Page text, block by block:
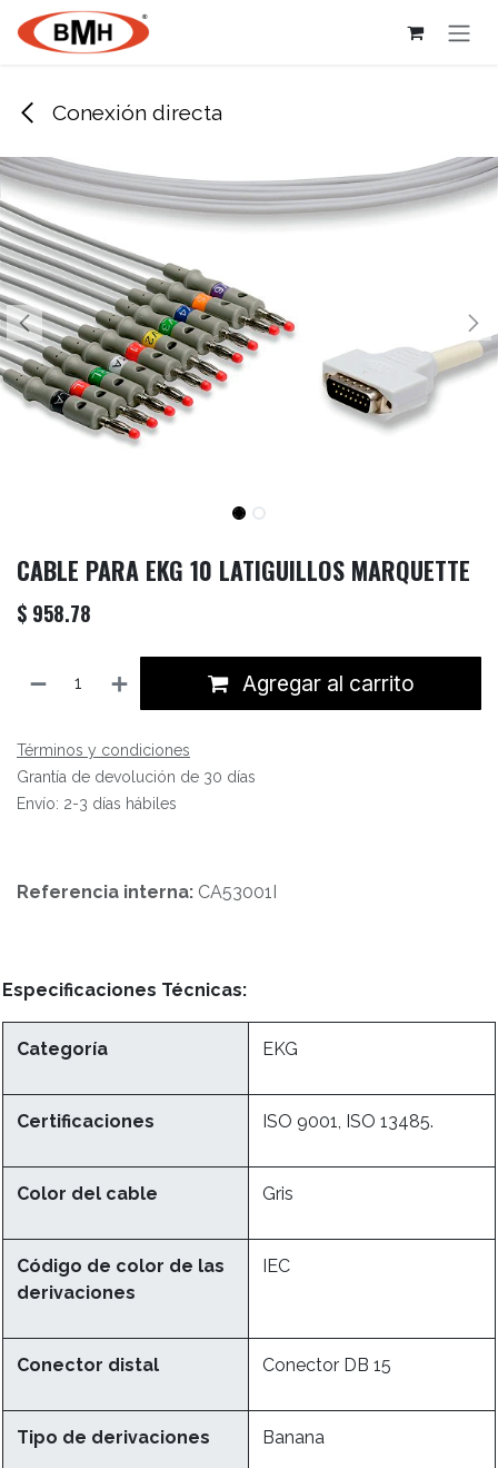
Ir al contenido
Conexión directa
CABLE PARA EKG 10 LATIGUILLOS MARQUETTE
$ 958.78
Agregar al carrito
Términos y condiciones
Grantía de devolución de 30 días
Envío: 2-3 días hábiles
Referencia interna: CA53001I
Especificaciones Técnicas:
Categoría EKG
Certificaciones ISO 9001, ISO 13485.
Color del cable Gris
Código de color de las
derivaciones
IEC
Conector distal Conector DB 15
Tipo de derivaciones Banana